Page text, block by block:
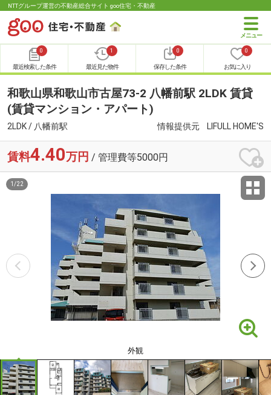
NTTグループ運営の不動産総合サイト goo住宅・不動産
0
最近検索した条件
1
最近見た物件
0
保存した条件
0
お気に入り
和歌山県和歌山市古屋73-2 八幡前駅 2LDK 賃貸
(賃貸マンション・アパート)
2LDK / 八幡前駅 情報提供元 LIFULL HOME'S
賃料4.40万円 / 管理費等5000円
外観
1 /22